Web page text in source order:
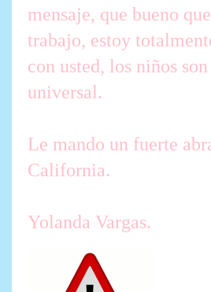
mensaje, que bueno
trabajo, estoy
con usted, los niños
universal.
Le mando un fuerte
California.
Yolanda Vargas.